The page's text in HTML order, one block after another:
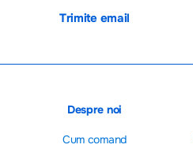
Trimite email
Despre noi
Cum comand